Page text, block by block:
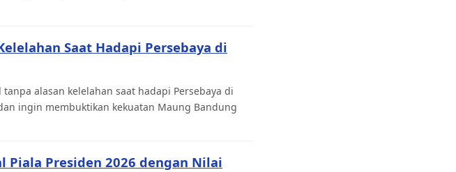
Saat Hadapi Persebaya di
alasan kelelahan saat hadapi Persebaya di
ingin membuktikan kekuatan Maung Bandung
Piala Presiden 2026 dengan Nilai